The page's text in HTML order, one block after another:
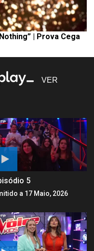
| Prova Cega
VER
5
a 17 Maio, 2026